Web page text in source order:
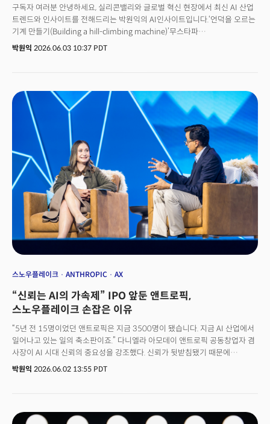
구독자 여러분 안녕하세요, 실리콘밸리와 글로벌 혁신 현장에서 최신 AI 산업
트렌드와 인사이트를 전해드리는 박원익의 AI인사이트입니다.‘언덕을 오르는
기계 만들기(Building a hill-climbing machine)’무스타파
술레이만 마이크로소프트 AI(MAI) 총괄은 연례 개발자 컨퍼런스
컴퓨팅 자원과 더 나은 데이터, 더 정교한 평가 기준을 적용해 지속적으로
발전해 나가겠다는 포부를 밝힌 것입니다.발표에서 가장 눈길을 끄는 내용은
따로 있었습니다. “우리는 제3자 모델에서 지식을 증류(distillation)하지
않는다. 데이터, 보상, 평가 과정 모두를 직접 구축했다.” 이는 자체
슈퍼인텔리전스 팀을 구축, 오픈AI 의존에서 벗어나 독자적 AI 역량을
구축하겠다는 강력한 선언이었습니다. 마이크로소프트뿐만이 아닙니다.
오픈AI 역시 AWS에 모델을 제공한다고 밝히며 마이크로소프트에서 벗어난
새로운 길을 걷고 있죠. AI의 놀라운 발전 속도와 파괴력은 기존의 질서를
흔들고 있습니다. AI 기업들은 서로의 영역을 넘나들며 동맹을 맺고, 새 시장에
침투해 경쟁 구도를 만들며 예상치 못한 곳에서 비즈니스 모델을 만들어내고
있습니다. 이번 레터는 그 최전선을 따라갑니다.
박원익 2026.06.03 10:37 PDT
스노우플레이크 ANTHROPIC AX
“신뢰는 AI의 가속제” IPO 앞둔 앤트로픽,
스노우플레이크 손잡은 이유
“5년 전 15명이었던 앤트로픽은 지금 3500명이 됐습니다. 지금 AI 산업에서
일어나고 있는 일의 축소판이죠.” 다니엘라 아모데이 앤트로픽 공동창업자 겸
사장이 AI 시대 신뢰의 중요성을 강조했다. 신뢰가 뒷받침됐기 때문에
앤트로픽과 AI 산업의 빠른 성장이 가능했다는 것. AI가 안전하게, 다양한
26)’ 기조연설 무대에 등장한 아모데이 앤트로픽 사장은 슈리다 라마스워미
박원익 2026.06.02 13:55 PDT